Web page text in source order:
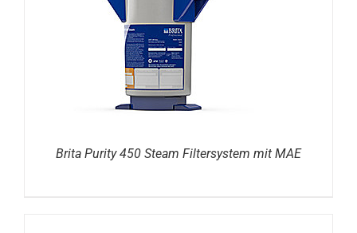
Brita Purity 450 Steam Filtersystem mit MAE